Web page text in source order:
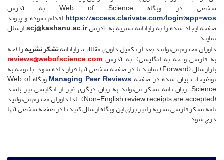
شخصی در وبگاه Web of Science به آدرس
https://access.clarivate.com/login?app=wos اقدام نموده و پیوند
صفحه ایجاد شده را به رایانامهنشریه به آدرسscj@kashanu.ac.irارسال
نمایند.
داوران محترم می‌توانند بعد از تکمیل داوری مقالات، رایانامهتشکر نشریهرا (چه
به فارسی و چه به انگلیسی)، به آدرس reviews@webofscience.com
بازارسال (Forward) نمایید تا در صفحه شخصی آنها قرار داده شود. با توجه به
توضیحات بیان شده در صفحه Managing Peer Reviews وبگاه Web of
Science، زبان نامه تشکر می‌تواند به زبان دیگری غیر از انگلیسی نیز باشد
(Non-English review receipts are accepted)، لذا داوران محترم می‌توانید
نامه تشکر فارسی نشریه را نیز برای این وبگاه ارسال کنید تا در صفحه شخصی آنها
درج شود.